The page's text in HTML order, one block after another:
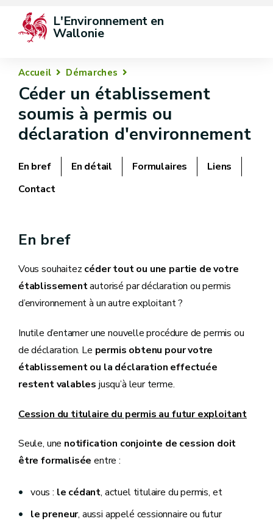
L'Environnement en
Wallonie
Accueil Démarches
Céder un établissement
soumis à permis ou
déclaration d'environnement
En bref En détail Formulaires
Liens
Contact
En bref
Vous souhaitez céder tout ou une partie de votre
établissementautorisé par déclaration ou permis
d’environnement à un autre exploitant ?
Inutile d’entamer une nouvelle procédure de permis ou
de déclaration. Le permis obtenu pour votre
établissement ou la déclaration effectuée
restent valables jusqu’à leur terme.
Cession du titulaire du permis au futur exploitant
Seule, une notification conjointe de cession doit
être formalisée entre :
vous : le cédant, actuel titulaire du permis, et
le preneur, aussi appelé cessionnaire ou futur